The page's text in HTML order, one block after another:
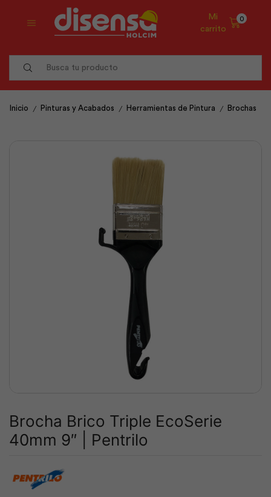
Mi
carrito
0
Inicio / Pinturas y Acabados / Herramientas de Pintura / Brochas
Brocha Brico Triple EcoSerie
40mm 9″ | Pentrilo